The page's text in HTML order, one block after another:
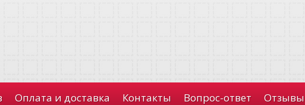
Оплата и доставка Контакты Вопрос-ответ Отзывы